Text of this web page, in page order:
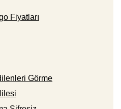
Fiyatları
Görme